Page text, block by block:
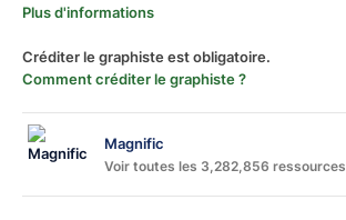
Plus d'informations
Créditer le graphiste est obligatoire.
Comment créditer le graphiste ?
Magnific
Voir toutes les 3,282,856 ressources